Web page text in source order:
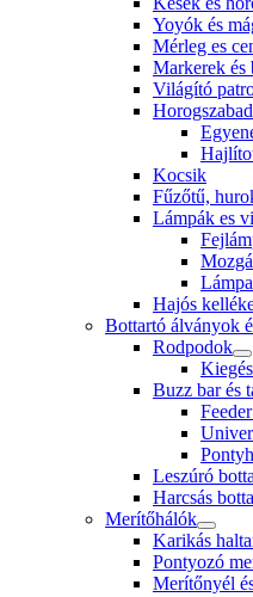
Yoyók és
Mérleg es
Markerek és
Világító
Kocsik
Fűzőtű,
Lámpák es
Lámpa
Hajós
Bottartó álványok
Rodpodok
Buzz bar és
Leszúró
Harcsás
Merítőhálók
Karikás
Pontyozó
Merítőnyél